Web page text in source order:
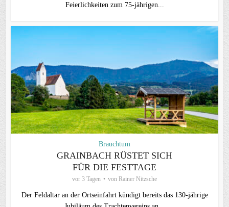
Feierlichkeiten zum 75-jährigen...
Brauchtum
GRAINBACH RÜSTET SICH
FÜR DIE FESTTAGE
vor 3 Tagen von Rainer Nitzsche
Der Feldaltar an der Ortseinfahrt kündigt bereits das 130-jährige